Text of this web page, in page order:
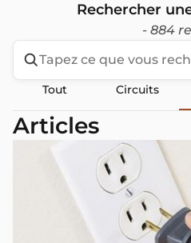
Rechercher
- 884
Tout Circuits
Articles